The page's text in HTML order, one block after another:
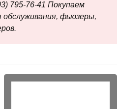
795-76-41 Покупаем
фьюзеры,